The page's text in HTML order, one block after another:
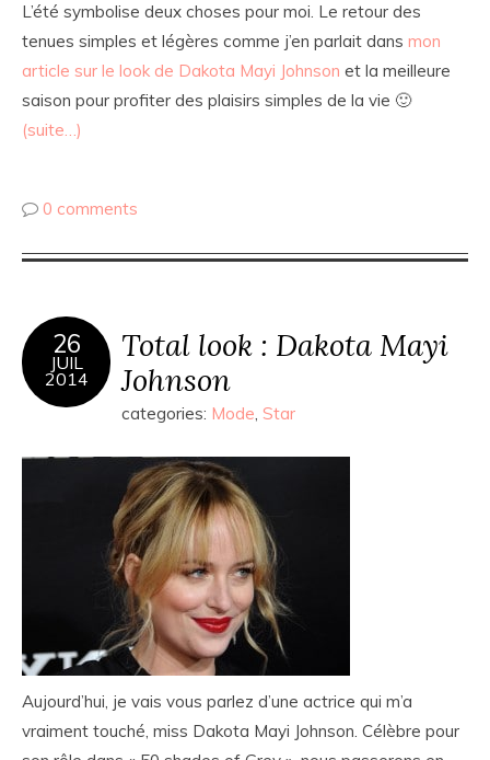
L’été symbolise deux choses pour moi. Le retour des
tenues simples et légères comme j’en parlait dans mon
article sur le look de Dakota Mayi Johnson et la meilleure
saison pour profiter des plaisirs simples de la vie 🙂
(suite…)
0 comments
26
JUIL
2014
Total look : Dakota Mayi
Johnson
categories: Mode, Star
Aujourd’hui, je vais vous parlez d’une actrice qui m’a
vraiment touché, miss Dakota Mayi Johnson. Célèbre pour